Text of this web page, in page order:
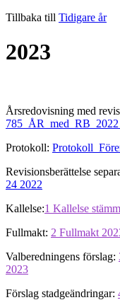
Tillbaka till Tidigare år
2023
Årsredovisning med
Protokoll:
Revisionsberättelse
24 2022
Kallelse:1 Kallelse
Fullmakt: 2 Fullmakt
Valberedningens förslag:
2023
Förslag stadgeändringar: